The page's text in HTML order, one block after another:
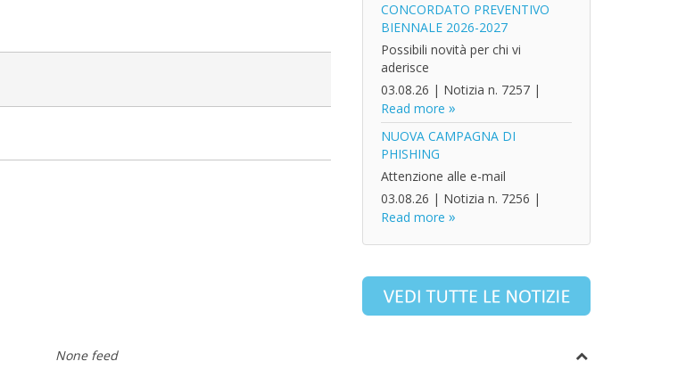
CONCORDATO PREVENTIVO
BIENNALE 2026-2027
Possibili novità per chi vi
aderisce
03.08.26 | Notizia n. 7257|
Read more
NUOVA CAMPAGNA DI
PHISHING
Attenzione alle e-mail
03.08.26 | Notizia n. 7256 |
Read more
None feed